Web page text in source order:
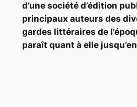
d’une société d’édition
principaux auteurs des
gardes littéraires de
paraît quant à elle